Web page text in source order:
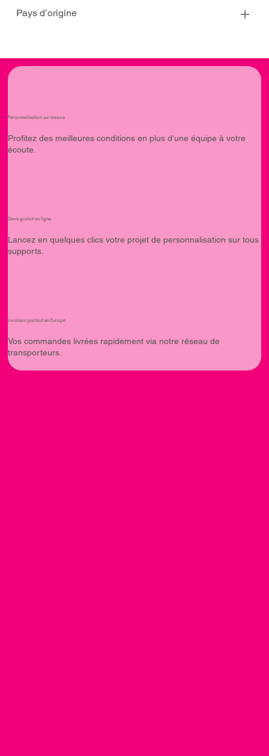
Pays d’origine
Personnalisation sur mesure
Profitez des meilleures conditions en plus d'une équipe à votre
écoute.
Devis gratuit en ligne
Lancez en quelques clics votre projet de personnalisation sur tous
supports.
Livraison partout en Europe
Vos commandes livrées rapidement via notre réseau de
transporteurs.